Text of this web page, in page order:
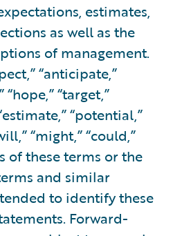
estimates,
as well as the
of management.
“anticipate,”
“hope,” “target,”
“potential,”
“might,” “could,”
of these terms or the
and similar
to identify these
Forward-